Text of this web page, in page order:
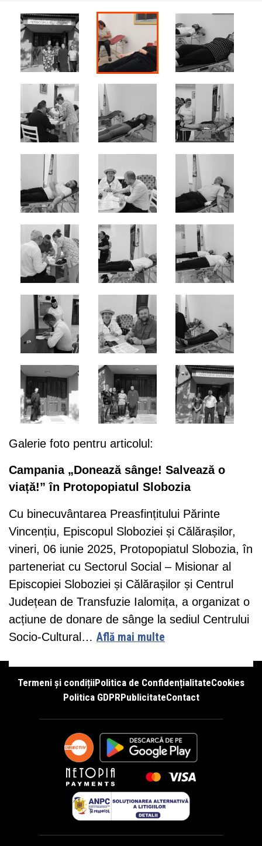
Galerie foto pentru articolul:
Campania „Donează sânge! Salvează o
viață!” în Protopopiatul Slobozia
Cu binecuvântarea Preasfințitului Părinte
Vincențiu, Episcopul Sloboziei și Călărașilor,
vineri, 06 iunie 2025, Protopopiatul Slobozia, în
parteneriat cu Sectorul Social – Misionar al
Episcopiei Sloboziei și Călărașilor și Centrul
Județean de Transfuzie Ialomița, a organizat o
acțiune de donare de sânge la sediul Centrului
Socio-Cultural… Află mai multe
Termeni și condițiiPolitica de ConfidențialitateCookies
Politica GDPRPublicitateContact